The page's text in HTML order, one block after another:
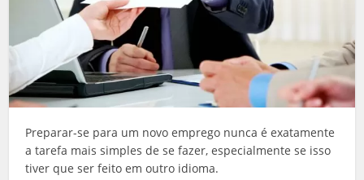
Preparar-se para um novo emprego nunca é exatamente
a tarefa mais simples de se fazer, especialmente se isso
tiver que ser feito em outro idioma.